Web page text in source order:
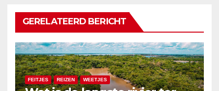
GERELATEERD BERICHT
FEITJES REIZEN WEETJES